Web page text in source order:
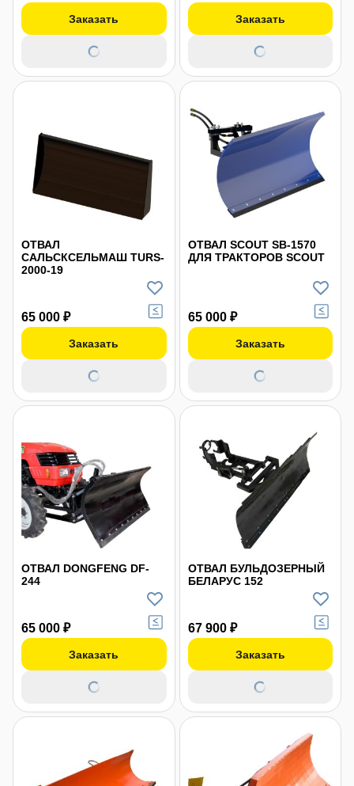
Заказать Заказать
ОТВАЛ
САЛЬСКСЕЛЬМАШ TURS-
2000-19
65 000 ₽
Заказать
ОТВАЛ SCOUT SB-1570
ДЛЯ ТРАКТОРОВ SCOUT
65 000 ₽
Заказать
ОТВАЛ DONGFENG DF-
244
65 000 ₽
Заказать
ОТВАЛ БУЛЬДОЗЕРНЫЙ
БЕЛАРУС 152
67 900 ₽
Заказать